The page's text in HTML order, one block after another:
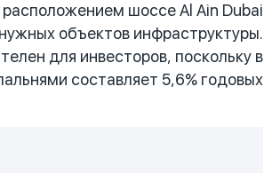
шоссе Al Ain Dubai
объектов инфраструктуры.
для инвесторов, поскольку в
составляет 5,6% годовых.